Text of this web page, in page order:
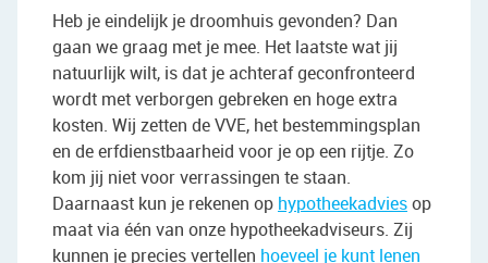
Heb je eindelijk je droomhuis gevonden? Dan
gaan we graag met je mee. Het laatste wat jij
natuurlijk wilt, is dat je achteraf geconfronteerd
wordt met verborgen gebreken en hoge extra
kosten. Wij zetten de VVE, het bestemmingsplan
en de erfdienstbaarheid voor je op een rijtje. Zo
kom jij niet voor verrassingen te staan.
Daarnaast kun je rekenen op hypotheekadviesop
maat via één van onze hypotheekadviseurs. Zij
kunnen je precies vertellen hoeveel je kunt lenen